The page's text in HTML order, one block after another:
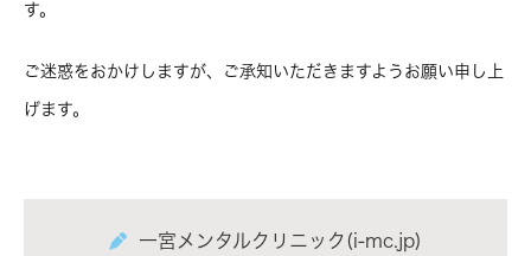
す。
ご迷惑をおかけしますが、ご承知いただきますようお願い申し上
げます。
一宮メンタルクリニック(i-mc.jp)